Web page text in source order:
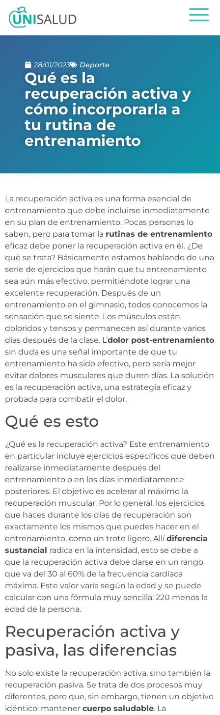
28/01/2023 Deporte
Qué es la
recuperación activa y
cómo incorporarla a
tu rutina de
entrenamiento
La recuperación activa es una forma esencial de
entrenamiento que debe incluirse inmediatamente
en su plan de entrenamiento. Pocas personas lo
saben, pero para tomar la rutinas de entrenamiento
eficaz debe poner la recuperación activa en él. ¿De
qué se trata? Básicamente estamos hablando de una
serie de ejercicios que harán que tu entrenamiento
sea aún más efectivo, permitiéndote lograr una
excelente recuperación. Después de un
entrenamiento en el gimnasio, todos conocemos la
sensación que se siente. Los músculos están
doloridos y tensos y permanecen así durante varios
días después de la clase. L’dolor post-entrenamiento
sin duda es una señal importante de que tu
entrenamiento ha sido efectivo, pero sería mejor
evitar dolores musculares que duren días. La solución
es la recuperación activa, una estrategia eficaz y
probada para combatir el dolor.
Qué es esto
¿Qué es la recuperación activa? Este entrenamiento
en particular incluye ejercicios específicos que deben
realizarse inmediatamente después del
entrenamiento o en los días inmediatamente
posteriores. El objetivo es acelerar al máximo la
recuperación muscular. Por lo general, los ejercicios
que haces durante los días de recuperación son
exactamente los mismos que puedes hacer en el
entrenamiento, como un trote ligero. Allídiferencia
sustancial radica en la intensidad, esto se debe a
que la recuperación activa debe darse en un rango
que va del 30 al 60% de la frecuencia cardíaca
máxima. Este valor varía según la edad y se puede
calcular con una fórmula muy sencilla: 220 menos la
edad de la persona.
Recuperación activa y
pasiva, las diferencias
No solo existe la recuperación activa, sino también la
recuperación pasiva. Se trata de dos procesos muy
diferentes, pero que, sin embargo, tienen un objetivo
idéntico: mantener cuerpo saludable. La